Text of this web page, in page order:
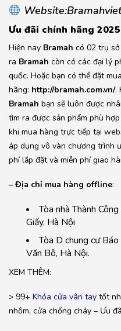
Ưu đãi chính hãng 2025
Hiện nay Bramah có 02 trụ
ra Bramah còn có các đại lý
quốc. Hoặc bạn có thể đặt
hãng: http://bramah.com.vn/.
Bramah bạn sẽ luôn được
tìm ra được sản phẩm phù
khi mua hàng trực tiếp tại
áp dụng vô vàn chương trình
phí lắp đặt và miễn phí giao
– Địa chỉ mua hàng offline:
Tòa nhà Thành
Giấy, Hà Nội
Tòa D chung cư
Văn Bô, Hà Nội.
XEM THÊM:
> 99+ Khóa cửa vân tay tốt
nhôm, cửa chống cháy – Ưu